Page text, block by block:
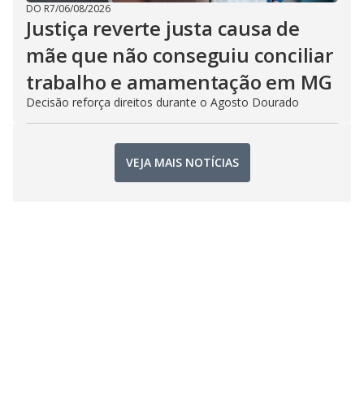
DO R7/06/08/2026
Justiça reverte justa causa de
mãe que não conseguiu conciliar
trabalho e amamentação em MG
Decisão reforça direitos durante o Agosto Dourado
VEJA MAIS NOTÍCIAS